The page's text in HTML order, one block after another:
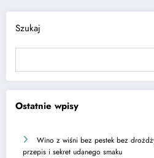
Szukaj
Ostatnie wpisy
Wino z wiśni bez pestek bez
przepis i sekret udanego smaku